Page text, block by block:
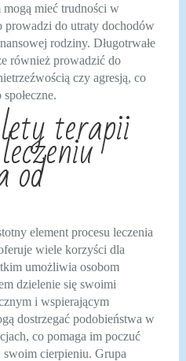
mieć trudności w
prowadzi do utraty dochodów
rodziny. Długotrwałe
również prowadzić do
czy agresją, co
terapii
od
element procesu leczenia
wiele korzyści dla
umożliwia osobom
dzielenie się swoimi
i wspierającym
dostrzegać podobieństwa w
co pomaga im poczuć
cierpieniu. Grupa